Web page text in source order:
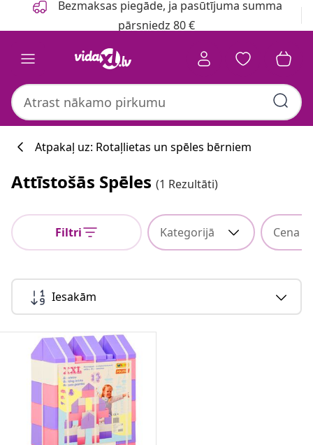
Bezmaksas piegāde, ja pasūtījuma summa
pārsniedz 80 €
Atpakaļ uz: Rotaļlietas un spēles bērniem
Attīstošās Spēles (1 Rezultāti)
Filtri Kategorijā Cena
Iesakām